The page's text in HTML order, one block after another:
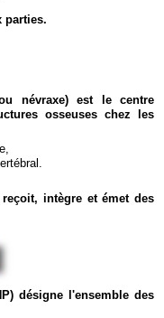
parties.
névraxe) est le centre
osseuses chez les
intègre et émet des
désigne l'ensemble des